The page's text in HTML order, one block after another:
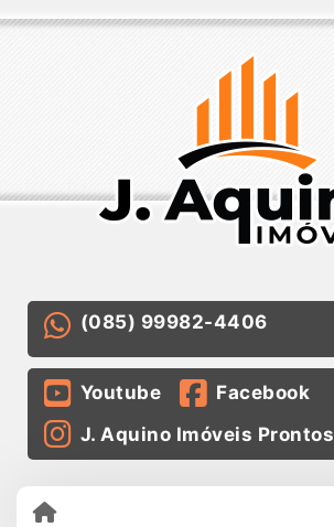
(085) 99982-4406
Youtube
Facebook
J. Aquino Imóveis Prontos